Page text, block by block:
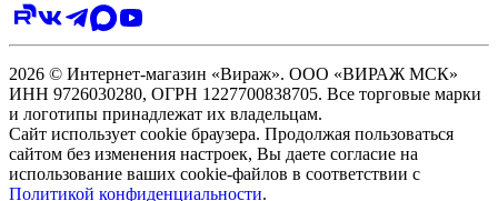
2026 © Интернет-магазин «Вираж». ООО «ВИРАЖ МСК»
ИНН 9726030280, ОГРН 1227700838705. Все торговые марки
и логотипы принадлежат их владельцам.
Сайт использует cookie браузера. Продолжая пользоваться
сайтом без изменения настроек, Вы даете согласие на
использование ваших cookie-файлов в соответствии с
Политикой конфиденциальности.